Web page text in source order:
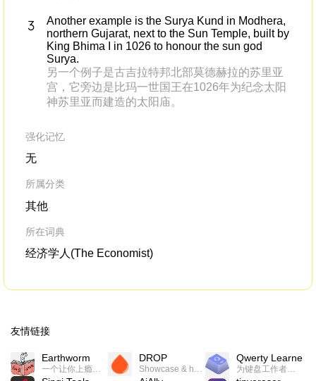
Another example is the Surya Kund in Modhera,
northern Gujarat, next to the Sun Temple, built by
King Bhima I in 1026 to honour the sun god
Surya.
另一个例子是古吉拉特邦北部莫德赫拉的苏里亚
宫，它旁边是比玛一世国王在1026年为纪念太阳
神苏里亚而建造的太阳庙。
强化记忆
无
所属分类
其他
所在词典
经济学人(The Economist)
友情链接
Earthworm
一个让你上瘾的英语学习工具，使用 连词成句 、 i + 1 、 以终为始等学习理论来帮助你习得英语，通过不断的重复形成肌肉记忆，最重要的是 游戏化 的形式让学习英语从此不再痛苦
DROP
Showcase & host your work in extraordinary ways.不限速文件分享，托管，建站平台
Qwerty Learner
为键盘工作者设计的单词与肌肉记忆锻炼软件